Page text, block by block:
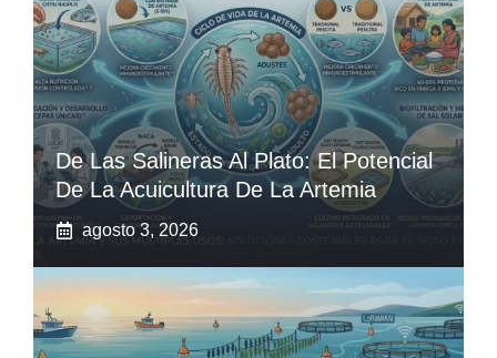
De Las Salineras Al Plato: El Potencial
De La Acuicultura De La Artemia
agosto 3, 2026